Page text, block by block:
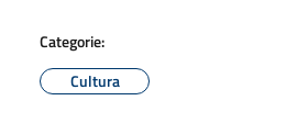
Categorie:
Cultura